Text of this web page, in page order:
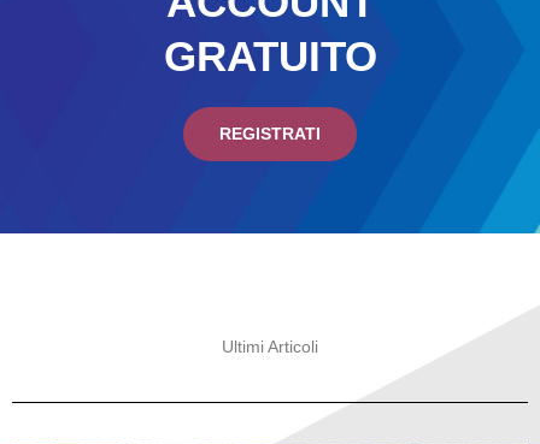
GRATUITO
REGISTRATI
Ultimi Articoli